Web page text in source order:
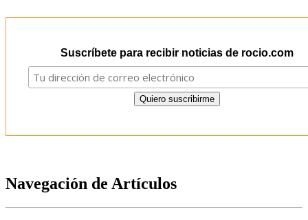
Suscríbete para recibir noticias de rocio.com
Navegación de Artículos